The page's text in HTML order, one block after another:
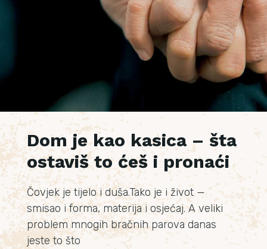
Dom je kao kasica – šta
ostaviš to ćeš i pronaći
Čovjek je tijelo i duša.Tako je i život —
smisao i forma, materija i osjećaj. A veliki
problem mnogih bračnih parova danas
jeste to što